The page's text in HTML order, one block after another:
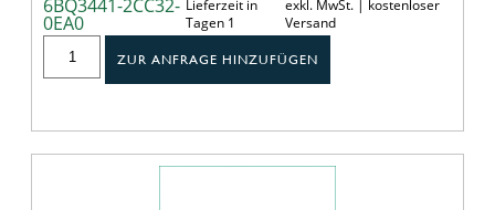
6BQ3441-2CC32-
0EA0
Lieferzeit in
Tagen 1
exkl. MwSt. | kostenloser
Versand
ZUR ANFRAGE HINZUFÜGEN